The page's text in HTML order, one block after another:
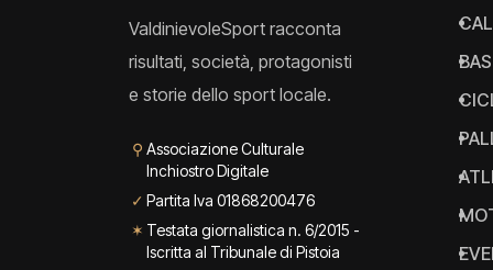
ValdinievoleSport racconta
risultati, società, protagonisti
e storie dello sport locale.
⚲ Associazione Culturale
Inchiostro Digitale
✓ Partita Iva 01868200476
✶ Testata giornalistica n. 6/2015 -
Iscritta al Tribunale di Pistoia